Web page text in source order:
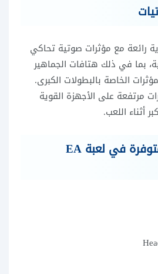
رائعة مع مؤثرات صوتية تحاكي
بما في ذلك هتافات الجماهير
الخاصة بالبطولات الكبرى.
مرتفعة على الأجهزة القوية
أثناء اللعب.
أوضاع اللعب المتوفرة في لعبة EA